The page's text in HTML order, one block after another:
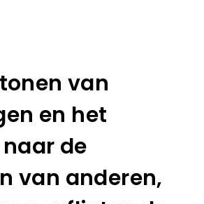
van
en het
de
van anderen,